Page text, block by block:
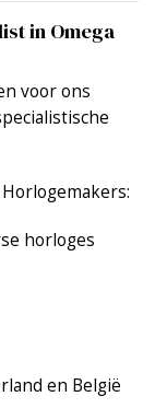
in Omega
voor ons
horloges
en België